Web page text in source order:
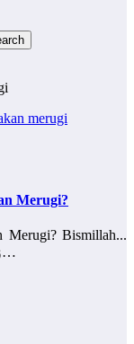
Merugi?
Merugi? Bismillah...
Allah berfirman dalam surat al-Ashr : وَٱلْعَصْرِ…